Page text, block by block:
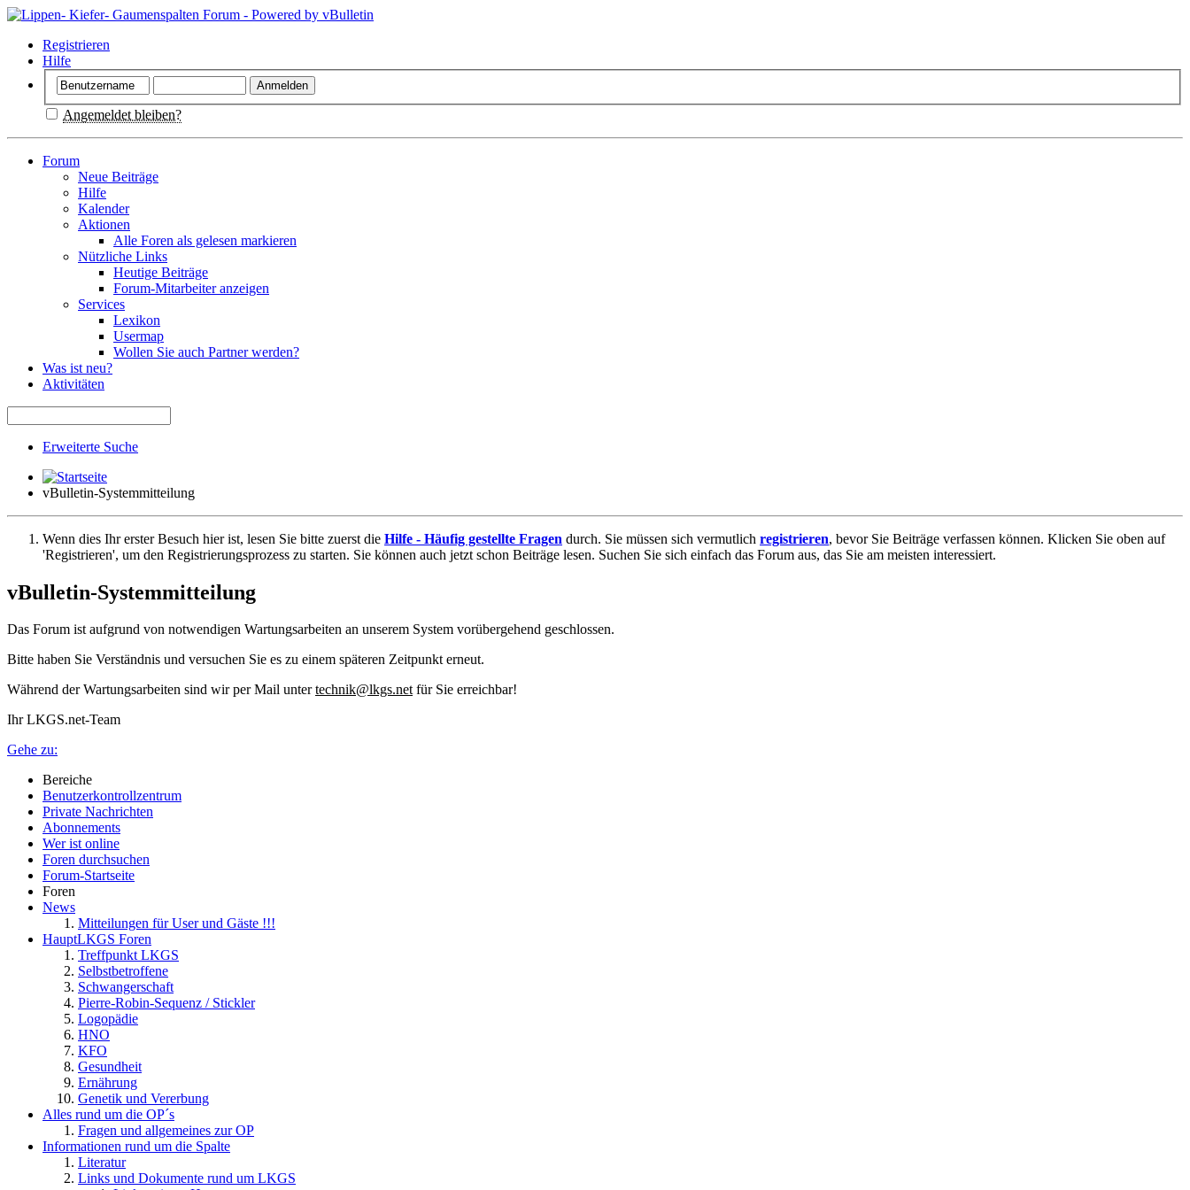
Registrieren
Hilfe
Angemeldet bleiben?
Forum
Neue Beiträge
Hilfe
Kalender
Aktionen
Alle Foren als gelesen markieren
Nützliche Links
Heutige Beiträge
Forum-Mitarbeiter anzeigen
Services
Lexikon
Usermap
Wollen Sie auch Partner werden?
Was ist neu?
Aktivitäten
Erweiterte Suche
vBulletin-Systemmitteilung
Wenn dies Ihr erster Besuch hier ist, lesen Sie bitte zuerst die Hilfe - Häufig gestellte Fragen durch. Sie müssen sich vermutlich registrieren, bevor Sie Beiträge verfassen können. Klicken Sie oben auf
'Registrieren', um den Registrierungsprozess zu starten. Sie können auch jetzt schon Beiträge lesen. Suchen Sie sich einfach das Forum aus, das Sie am meisten interessiert.
vBulletin-Systemmitteilung
Das Forum ist aufgrund von notwendigen Wartungsarbeiten an unserem System vorübergehend geschlossen.
Bitte haben Sie Verständnis und versuchen Sie es zu einem späteren Zeitpunkt erneut.
Während der Wartungsarbeiten sind wir per Mail untertechnik@lkgs.netfür Sie erreichbar!
Ihr LKGS.net-Team
Gehe zu:
Bereiche
Benutzerkontrollzentrum
Private Nachrichten
Abonnements
Wer ist online
Foren durchsuchen
Forum-Startseite
Foren
News
Mitteilungen für User und Gäste !!!
HauptLKGS Foren
Treffpunkt LKGS
Selbstbetroffene
Schwangerschaft
Pierre-Robin-Sequenz / Stickler
Logopädie
HNO
KFO
Gesundheit
Ernährung
Genetik und Vererbung
Alles rund um die OP´s
Fragen und allgemeines zur OP
Informationen rund um die Spalte
Literatur
Links und Dokumente rund um LKGS